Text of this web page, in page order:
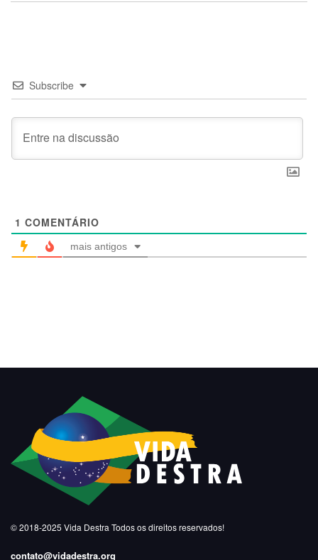
Subscribe
1 COMENTÁRIO
mais antigos
© 2018-2025 Vida Destra Todos os direitos reservados!
contato@vidadestra.org